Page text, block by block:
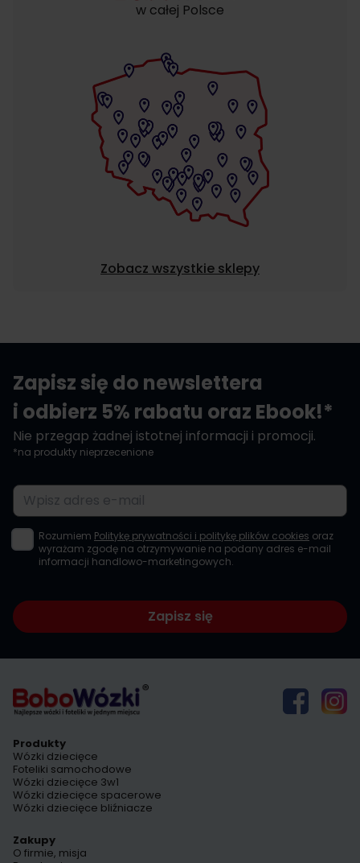
w całej Polsce
Zobacz wszystkie sklepy
Zapisz się do newslettera
i odbierz 5% rabatu oraz Ebook!*
Nie przegap żadnej istotnej informacji i promocji.
*na produkty nieprzecenione
Adres e-mail
Rozumiem Politykę prywatności i politykę plików cookies oraz
wyrażam zgodę na otrzymywanie na podany adres e-mail
informacji handlowo-marketingowych.
Zapisz się
Produkty
Wózki dziecięce
Foteliki samochodowe
Wózki dziecięce 3w1
Wózki dziecięce spacerowe
Wózki dziecięce bliźniacze
Zakupy
O firmie, misja